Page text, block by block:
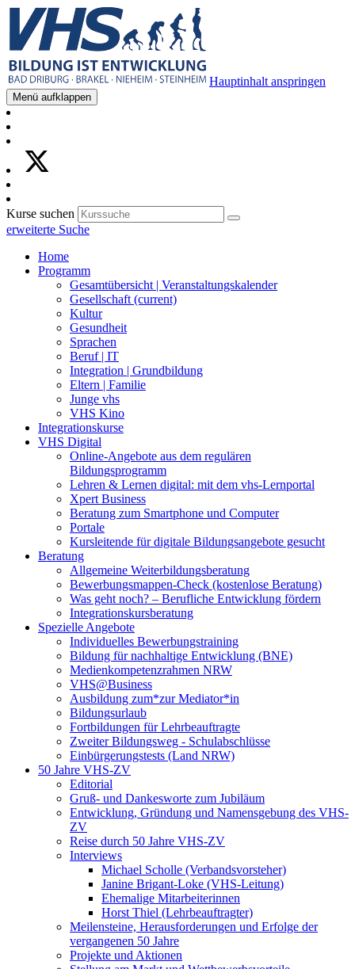
Hauptinhalt anspringen
Menü aufklappen
Kurse suchen
erweiterte Suche
Home
Programm
Gesamtübersicht | Veranstaltungskalender
Gesellschaft (current)
Kultur
Gesundheit
Sprachen
Beruf | IT
Integration | Grundbildung
Eltern | Familie
Junge vhs
VHS Kino
Integrationskurse
VHS Digital
Online-Angebote aus dem regulären
Bildungsprogramm
Lehren & Lernen digital: mit dem vhs-Lernportal
Xpert Business
Beratung zum Smartphone und Computer
Portale
Kursleitende für digitale Bildungsangebote gesucht
Beratung
Allgemeine Weiterbildungsberatung
Bewerbungsmappen-Check (kostenlose Beratung)
Was geht noch? – Berufliche Entwicklung fördern
Integrationskursberatung
Spezielle Angebote
Individuelles Bewerbungstraining
Bildung für nachhaltige Entwicklung (BNE)
Medienkompetenzrahmen NRW
VHS@Business
Ausbildung zum*zur Mediator*in
Bildungsurlaub
Fortbildungen für Lehrbeauftragte
Zweiter Bildungsweg - Schulabschlüsse
Einbürgerungstests (Land NRW)
50 Jahre VHS-ZV
Editorial
Gruß- und Dankesworte zum Jubiläum
Entwicklung, Gründung und Namensgebung des VHS-
ZV
Reise durch 50 Jahre VHS-ZV
Interviews
Michael Scholle (Verbandsvorsteher)
Janine Brigant-Loke (VHS-Leitung)
Ehemalige Mitarbeiterinnen
Horst Thiel (Lehrbeauftragter)
Meilensteine, Herausforderungen und Erfolge der
vergangenen 50 Jahre
Projekte und Aktionen